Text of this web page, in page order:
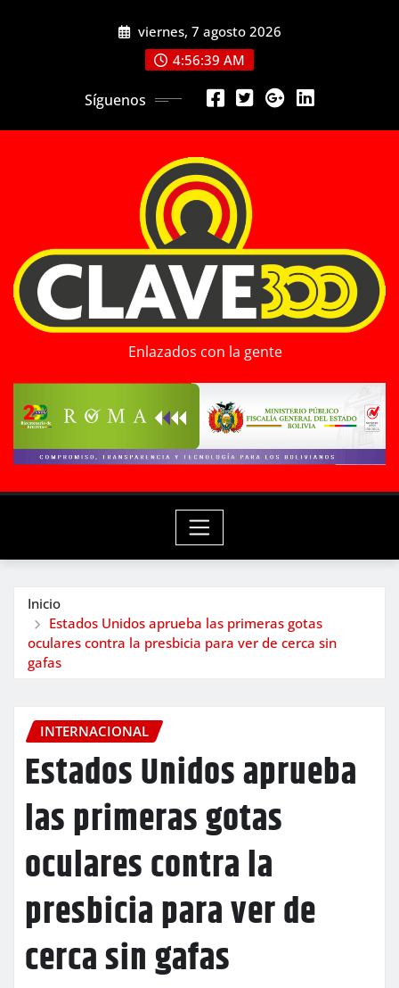
viernes, 7 agosto 2026
4:56:41 AM
Síguenos
Enlazados con la gente
Inicio
Estados Unidos aprueba las primeras gotas
oculares contra la presbicia para ver de cerca sin
gafas
INTERNACIONAL
Estados Unidos aprueba
las primeras gotas
oculares contra la
presbicia para ver de
cerca sin gafas